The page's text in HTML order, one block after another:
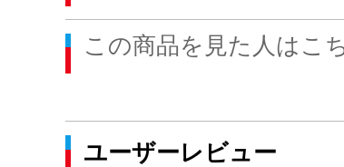
この商品を見た人はこ
ユーザーレビュー